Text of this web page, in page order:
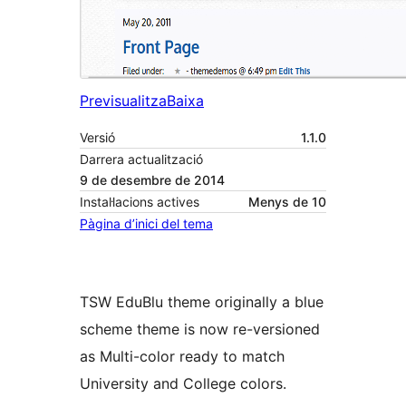
PrevisualitzaBaixa
Versió
1.1.0
Darrera actualització
9 de desembre de 2014
Instal·lacions actives
Menys de 10
Pàgina d’inici del tema
TSW EduBlu theme originally a blue
scheme theme is now re-versioned
as Multi-color ready to match
University and College colors.